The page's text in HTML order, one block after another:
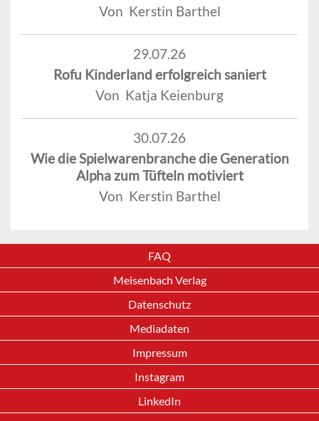
Von Kerstin Barthel
29.07.26
Rofu Kinderland erfolgreich saniert
Von Katja Keienburg
30.07.26
Wie die Spielwarenbranche die Generation
Alpha zum Tüfteln motiviert
Von Kerstin Barthel
FAQ
Meisenbach Verlag
Datenschutz
Mediadaten
Impressum
Instagram
LinkedIn